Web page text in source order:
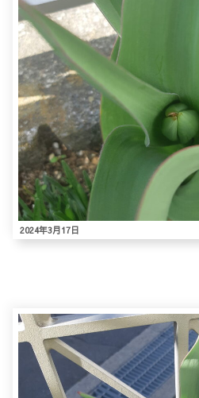
2024年3月17日